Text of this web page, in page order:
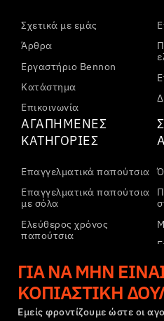
Σχετικά με εμάς
Άρθρα
Εργαστήριο Bennon
Κατάστημα
Επικοινωνία
ΑΓΑΠΗΜΈΝΕΣ
ΚΑΤΗΓΟΡΊΕΣ
Επαγγελματικά παπούτσια
Επαγγελματικά παπούτσια
με σόλα
Ελεύθερος χρόνος
παπούτσια
παπούτσια αστραγάλου
Παντελόνια
Φούτερ
ΓΙΑ ΝΑ ΜΗΝ
ΚΟΠΙΑΣΤΙΚΉ
Εμείς φροντίζουμε ώστε οι